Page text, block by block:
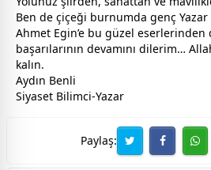
Ben de çiçeği burnumda genç Yazar
Ahmet Egin’e bu güzel eserlerinden
başarılarının devamını dilerim…
kalın.
Aydın Benli
Siyaset Bilimci-Yazar
Paylaş: